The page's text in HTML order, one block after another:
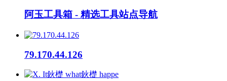
阿玉工具箱 - 精选工具站点导航
79.170.44.126